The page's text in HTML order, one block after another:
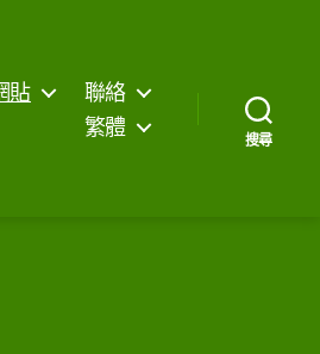
貼
聯絡
繁體
搜尋